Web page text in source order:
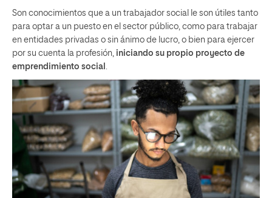
Son conocimientos que a un trabajador social le son útiles tanto
para optar a un puesto en el sector público, como para trabajar
en entidades privadas o sin ánimo de lucro, o bien para ejercer
por su cuenta la profesión, iniciando su propio proyecto de
emprendimiento social